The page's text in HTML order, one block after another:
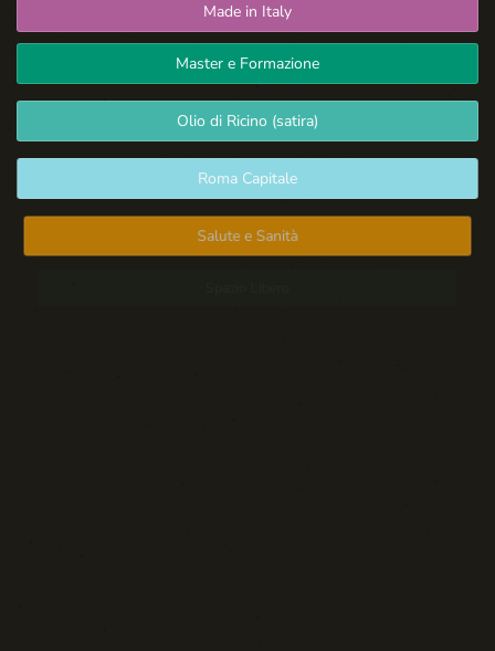
Made in Italy
Master e Formazione
Olio di Ricino (satira)
Roma Capitale
Salute e Sanità